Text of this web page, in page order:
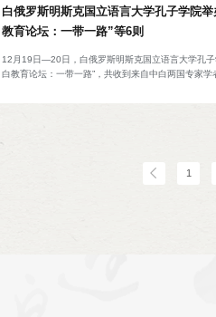
缅甸汽车制造和销售协会副主席妙真温、中国广西壮
与成人教育处处长覃壮才、北京博导前程信息技术股
建等参加。
白俄罗斯明斯克国立语言大学孔子学院
教育论坛：一带一路”等6则
12月19日—20日，白俄罗斯明斯克国立语言大学孔子
白教育论坛：一带一路”，共收到来自中白两国专家学
长拉普捷娃·娜塔莉娅·叶夫根耶夫娜，明斯克第33中
娅·奥克萨娜·鲍里索夫娜，中国东南大学外国语学院
任郭锋萍、中文系主任张娟，白俄罗斯与俄罗斯多所
1